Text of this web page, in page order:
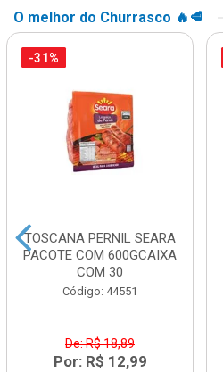
O melhor do Churrasco 🔥🥩
-31%
TOSCANA PERNIL SEARA
PACOTE COM 600GCAIXA
COM 30
Código: 44551
De: R$ 18,89
Por: R$ 12,99